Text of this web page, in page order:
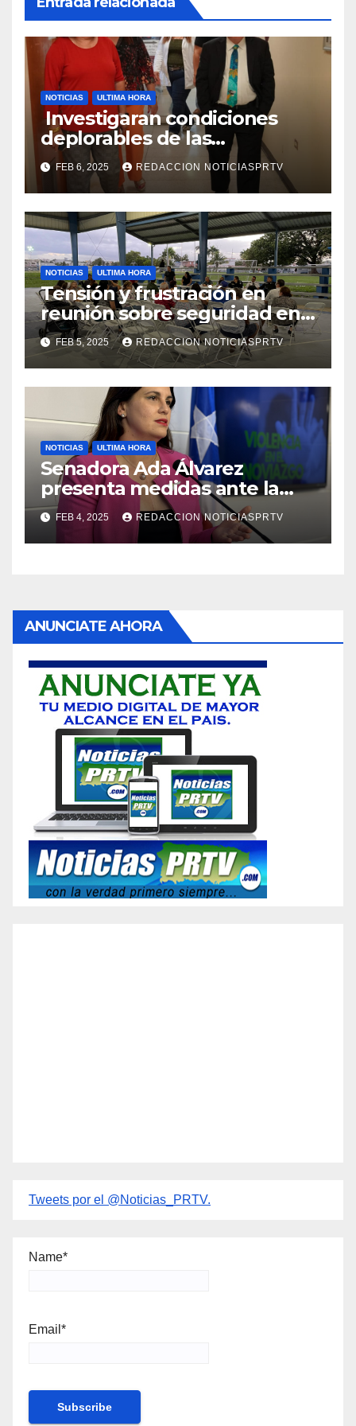
NOTICIAS ULTIMA HORA
Investigaran condiciones
deplorables de las
facilidades el Departamento
de la Salud en Mayagüez
FEB 6, 2025 REDACCION NOTICIASPRTV
NOTICIAS ULTIMA HORA
Tensión y frustración en
reunión sobre seguridad en
Reparto Metropolitano
FEB 5, 2025 REDACCION NOTICIASPRTV
NOTICIAS ULTIMA HORA
Senadora Ada Álvarez
presenta medidas ante la
violencia en el noviazgo
FEB 4, 2025 REDACCION NOTICIASPRTV
ANUNCIATE AHORA
Tweets por el @Noticias_PRTV.
Name*
Email*